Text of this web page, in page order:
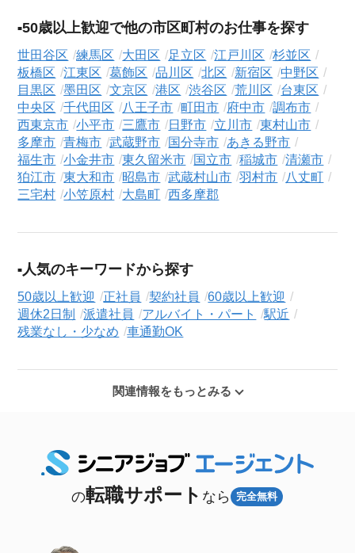
50歳以上歓迎で他の市区町村のお仕事を探す
世田谷区 練馬区 大田区 足立区 江戸川区
杉並区
板橋区
江東区 葛飾区 品川区 北区 新宿区
中野区
目黒区
墨田区 文京区 港区 渋谷区 荒川区
台東区
中央区
千代田区 八王子市 町田市 府中市
調布市
西東京市
小平市 三鷹市 日野市 立川市
東村山市
多摩市
青梅市 武蔵野市 国分寺市
あきる野市
福生市
小金井市 東久留米市 国立市 稲城市
清瀬市
狛江市
東大和市 昭島市 武蔵村山市 羽村市
八丈町
三宅村
小笠原村 大島町 西多摩郡
人気のキーワードから探す
50歳以上歓迎 正社員 契約社員
60歳以上歓迎
週休2日制
派遣社員 アルバイト・パート
駅近
残業なし・少なめ
車通勤OK
関連情報をもっとみる
の転職サポート なら 完全無料